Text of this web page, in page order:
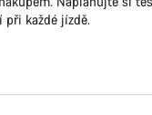
při každé jízdě.